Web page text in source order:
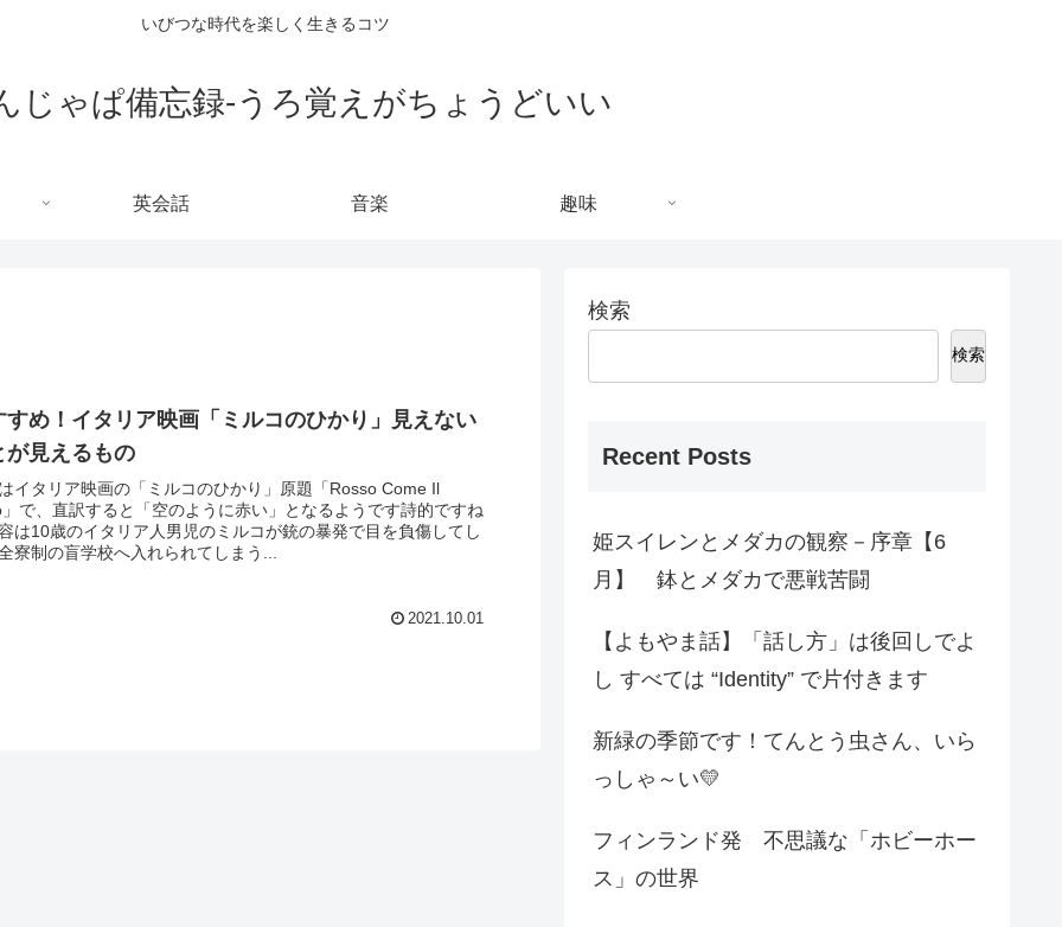
いびつな時代を楽しく生きるコツ
じゃぱ備忘録-うろ覚えがちょうどいい
英会話 音楽 趣味
すめ！イタリア映画「ミルコのひかり」見えない
が見えるもの
イタリア映画の「ミルコのひかり」原題「Rosso Come Il
で、直訳すると「空のように赤い」となるようです詩的ですね
は10歳のイタリア人男児のミルコが銃の暴発で目を負傷してし
寮制の盲学校へ入れられてしまう...
2021.10.01
検索
検索
Recent Posts
姫スイレンとメダカの観察－序章【6
月】 鉢とメダカで悪戦苦闘
【よもやま話】「話し方」は後回しでよ
し すべては “Identity” で片付きます
新緑の季節です！てんとう虫さん、いら
っしゃ～い💛
フィンランド発 不思議な「ホビーホー
ス」の世界